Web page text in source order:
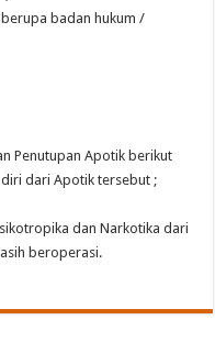
berupa badan hukum /
Penutupan Apotik berikut
dari Apotik tersebut ;
dan Narkotika dari
beroperasi.